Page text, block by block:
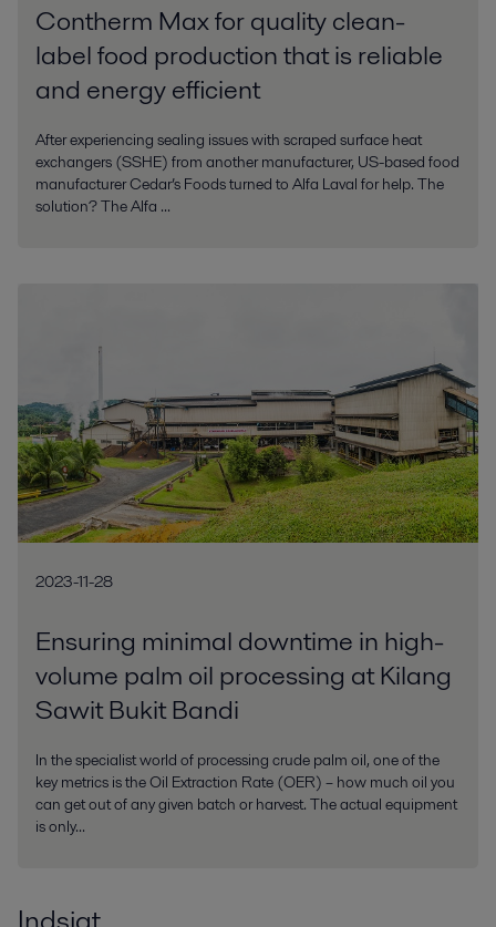
Contherm Max for quality clean-
label food production that is reliable
and energy efficient
After experiencing sealing issues with scraped surface heat
exchangers (SSHE) from another manufacturer, US-based food
manufacturer Cedar’s Foods turned to Alfa Laval for help. The
solution? The Alfa ...
2023-11-28
Ensuring minimal downtime in high-
volume palm oil processing at Kilang
Sawit Bukit Bandi
In the specialist world of processing crude palm oil, one of the
key metrics is the Oil Extraction Rate (OER) – how much oil you
can get out of any given batch or harvest. The actual equipment
is only...